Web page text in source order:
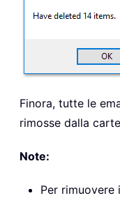
Finora, tutte le
rimosse dalla
Note:
Per